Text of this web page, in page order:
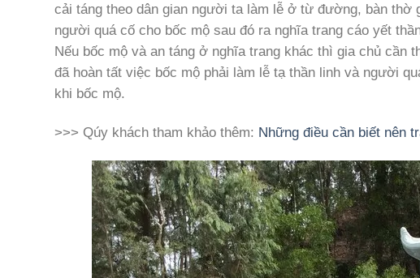
cải táng theo dân gian người ta làm lễ ở từ đường, bàn
người quá cố cho bốc mộ sau đó ra nghĩa trang cáo yết
Nếu bốc mộ và an táng ở nghĩa trang khác thì gia chủ cần
đã hoàn tất việc bốc mộ phải làm lễ tạ thần linh và người
khi bốc mộ.
>>> Qúy khách tham khảo thêm: Những điều cần biết nên